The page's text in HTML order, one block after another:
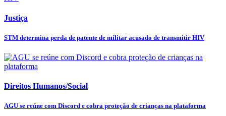
Justiça
STM determina perda de patente de militar acusado de transmitir HIV
Direitos Humanos/Social
AGU se reúne com Discord e cobra proteção de crianças na plataforma